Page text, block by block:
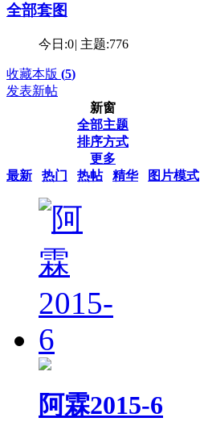
全部套图
今日:0| 主题:776
收藏本版 (5)
发表新帖
新窗
全部主题
排序方式
更多
最新
热门 热帖 精华 图片模式
阿霖2015-6